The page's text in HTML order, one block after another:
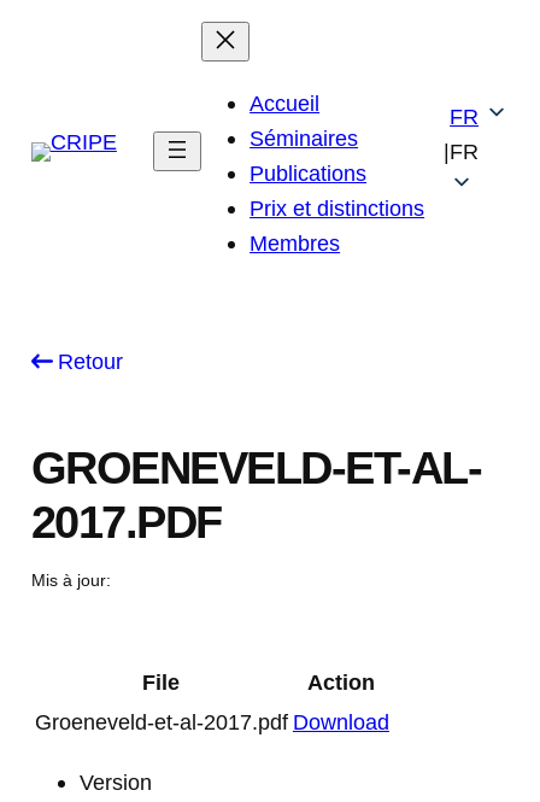
Accueil
Séminaires
Publications
Prix et distinctions
Membres
|
FR
FR
Retour
GROENEVELD-ET-AL-
2017.PDF
Mis à jour:
File
Action
Groeneveld-et-al-2017.pdf Download
Version